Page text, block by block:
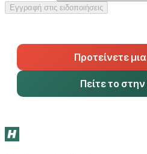
Εγγραφή στις ειδοποιήσεις
Προτείνετε
Πείτε το